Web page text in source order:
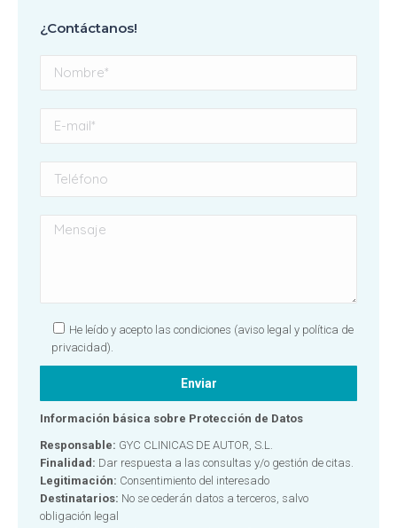
¿Contáctanos!
He leído y acepto las condiciones (aviso legal y política de
privacidad).
Información básica sobre Protección de Datos
Responsable: GYC CLINICAS DE AUTOR, S.L.
Finalidad: Dar respuesta a las consultas y/o gestión de citas.
Legitimación: Consentimiento del interesado
Destinatarios: No se cederán datos a terceros, salvo
obligación legal